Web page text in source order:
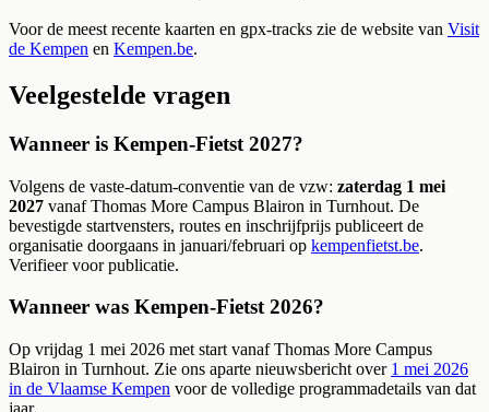
Voor de meest recente kaarten en gpx-tracks zie de website van Visit
de Kempen en Kempen.be.
Veelgestelde vragen
Wanneer is Kempen-Fietst 2027?
Volgens de vaste-datum-conventie van de vzw: zaterdag 1 mei
2027 vanaf Thomas More Campus Blairon in Turnhout. De
bevestigde startvensters, routes en inschrijfprijs publiceert de
organisatie doorgaans in januari/februari op kempenfietst.be.
Verifieer voor publicatie.
Wanneer was Kempen-Fietst 2026?
Op vrijdag 1 mei 2026 met start vanaf Thomas More Campus
Blairon in Turnhout. Zie ons aparte nieuwsbericht over 1 mei 2026
in de Vlaamse Kempen voor de volledige programmadetails van dat